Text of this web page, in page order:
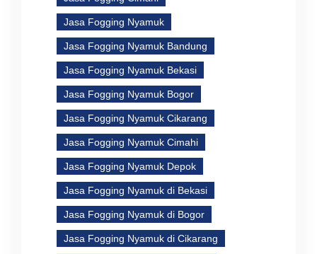
Jasa Fogging Nyamuk
Jasa Fogging Nyamuk Bandung
Jasa Fogging Nyamuk Bekasi
Jasa Fogging Nyamuk Bogor
Jasa Fogging Nyamuk Cikarang
Jasa Fogging Nyamuk Cimahi
Jasa Fogging Nyamuk Depok
Jasa Fogging Nyamuk di Bekasi
Jasa Fogging Nyamuk di Bogor
Jasa Fogging Nyamuk di Cikarang